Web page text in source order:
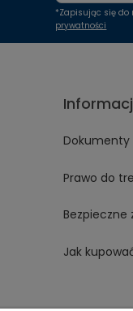
*Zapisując się do
prywatności
Prawo do
Bezpieczne
Jak